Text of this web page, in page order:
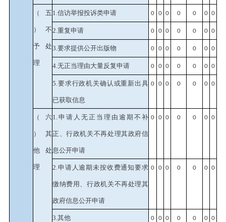
（五
）不
予处
理
1.信访举报投诉类申请 0 0 0 0 0 0 0
2.重复申请 0 0 0 0 0 0 0
3.要求提供公开出版物 0 0 0 0 0 0 0
4.无正当理由大量反复申请 0 0 0 0 0 0 0
5.要求行政机关确认或重新出具
已获取信息
0 0 0 0 0 0 0
（六
）其
他处
理
1.申请人无正当理由逾期不补
正、行政机关不再处理其政府信
息公开申请
0 0 0 0 0 0 0
2.申请人逾期未按收费通知要求
缴纳费用、行政机关不再处理其
政府信息公开申请
0 0 0 0 0 0 0
3.其他 0 0 0 0 0 0 0